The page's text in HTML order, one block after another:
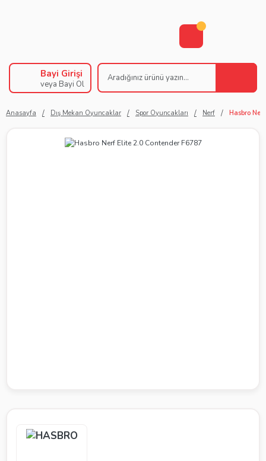
Bayi Girişi
veya Bayi Ol
Anasayfa Dış Mekan Oyuncaklar Spor Oyuncakları Nerf Hasbro